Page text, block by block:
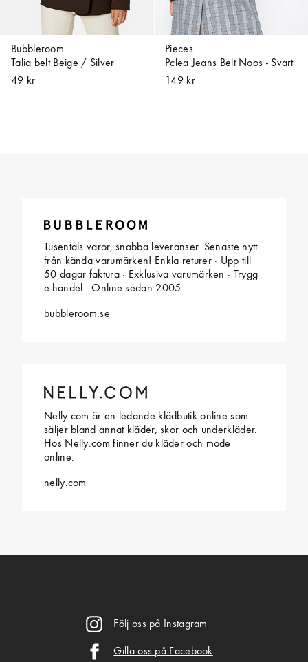
Bubbleroom
Talia belt Beige / Silver
49 kr
Pieces
Pclea Jeans Belt Noos - Svart
149 kr
Tusentals varor, snabba leveranser. Senaste nytt
från kända varumärken! Enkla returer · Upp till
50 dagar faktura · Exklusiva varumärken · Trygg
e-handel · Online sedan 2005
bubbleroom.se
Nelly.com är en ledande klädbutik online som
säljer bland annat kläder, skor och underkläder.
Hos Nelly.com finner du kläder och mode
online.
nelly.com
Följ oss på Instagram
Gilla oss på Facebook